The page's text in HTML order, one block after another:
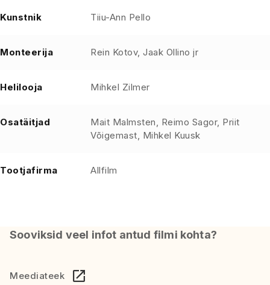
Kunstnik Tiiu-Ann Pello
Monteerija Rein Kotov, Jaak Ollino jr
Helilooja Mihkel Zilmer
Osatäitjad
Mait Malmsten, Reimo Sagor, Priit
Võigemast, Mihkel Kuusk
Tootjafirma Allfilm
Sooviksid veel infot antud filmi kohta?
Meediateek